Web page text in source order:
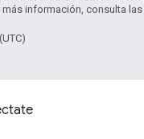
más información, consulta las